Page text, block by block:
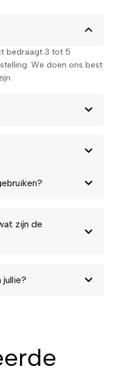
bedraagt 3 tot 5
We doen ons best
zijn de